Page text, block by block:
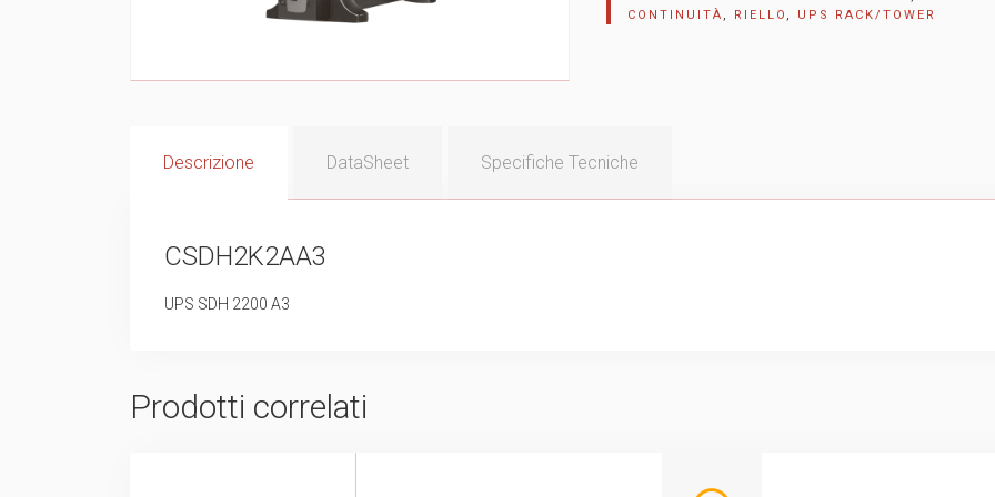
CONTINUITÀ , RIELLO , UPS RACK/TOWER
Descrizione DataSheet Specifiche Tecniche
CSDH2K2AA3
UPS SDH 2200 A3
Prodotti correlati